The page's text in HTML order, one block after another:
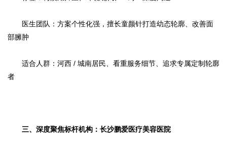
医生团队：方案个性化强，擅长童颜针打造幼态轮廓、改善面
部臃肿
适合人群：河西 / 城南居民、看重服务细节、追求专属定制轮廓
者
三、深度聚焦标杆机构：长沙鹏爱医疗美容医院